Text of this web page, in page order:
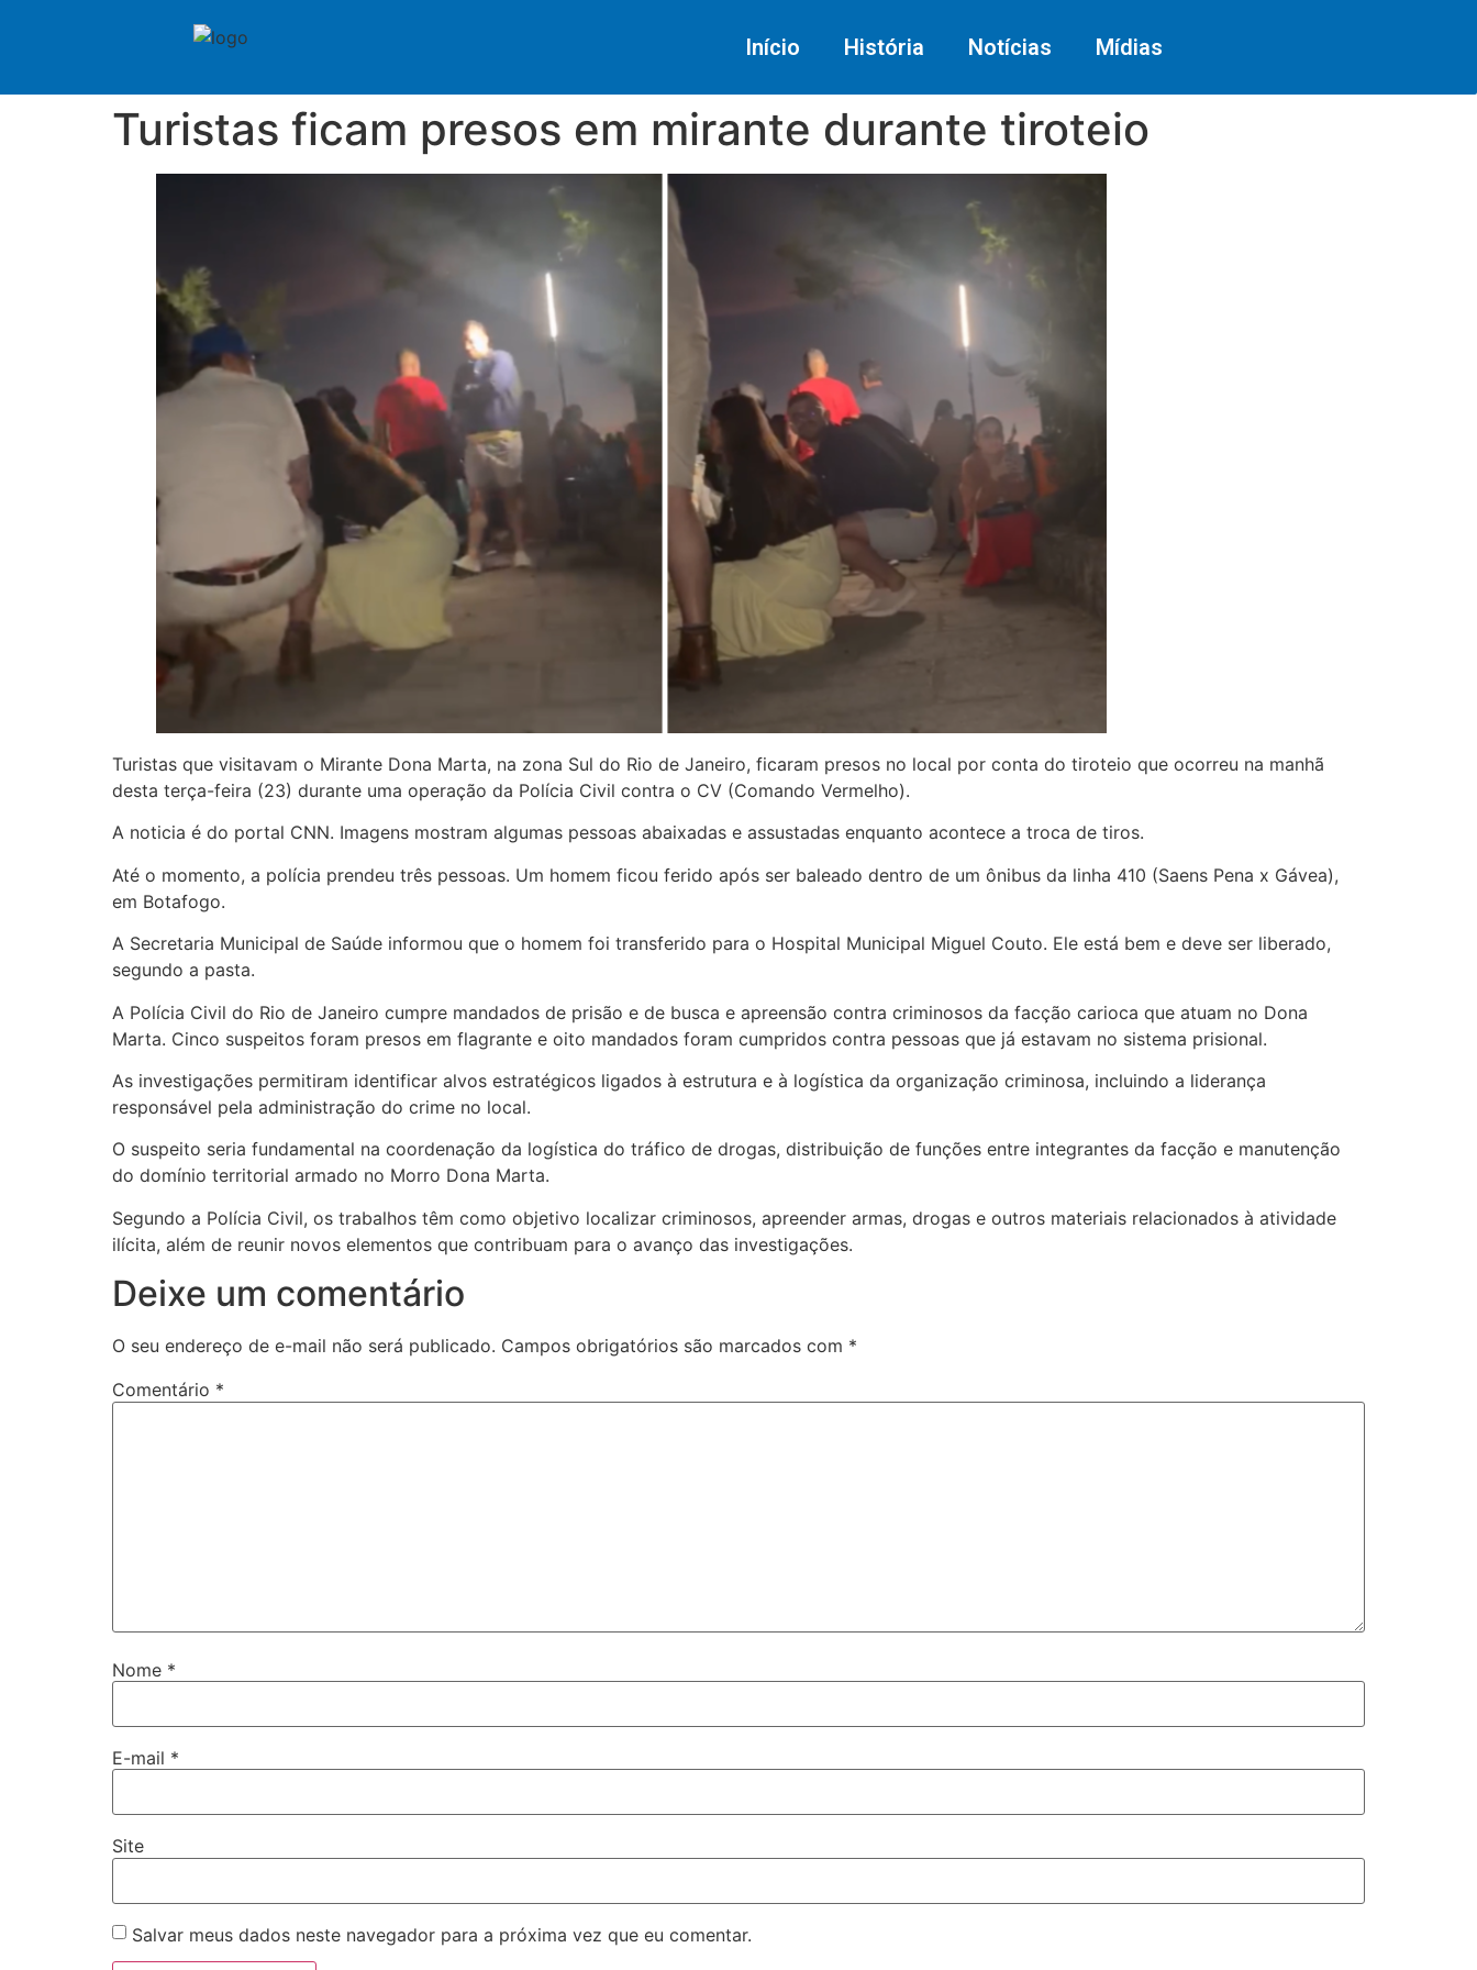
Início História Notícias Mídias
Turistas ficam presos em mirante durante tiroteio
Turistas que visitavam o Mirante Dona Marta, na zona Sul do Rio de Janeiro, ficaram presos no local por conta do tiroteio que ocorreu na manhã
desta terça-feira (23) durante uma operação da Polícia Civil contra o CV (Comando Vermelho).
A noticia é do portal CNN. Imagens mostram algumas pessoas abaixadas e assustadas enquanto acontece a troca de tiros.
Até o momento, a polícia prendeu três pessoas. Um homem ficou ferido após ser baleado dentro de um ônibus da linha 410 (Saens Pena x Gávea),
em Botafogo.
A Secretaria Municipal de Saúde informou que o homem foi transferido para o Hospital Municipal Miguel Couto. Ele está bem e deve ser liberado,
segundo a pasta.
A Polícia Civil do Rio de Janeiro cumpre mandados de prisão e de busca e apreensão contra criminosos da facção carioca que atuam no Dona
Marta. Cinco suspeitos foram presos em flagrante e oito mandados foram cumpridos contra pessoas que já estavam no sistema prisional.
As investigações permitiram identificar alvos estratégicos ligados à estrutura e à logística da organização criminosa, incluindo a liderança
responsável pela administração do crime no local.
O suspeito seria fundamental na coordenação da logística do tráfico de drogas, distribuição de funções entre integrantes da facção e manutenção
do domínio territorial armado no Morro Dona Marta.
Segundo a Polícia Civil, os trabalhos têm como objetivo localizar criminosos, apreender armas, drogas e outros materiais relacionados à atividade
ilícita, além de reunir novos elementos que contribuam para o avanço das investigações.
Deixe um comentário
O seu endereço de e-mail não será publicado. Campos obrigatórios são marcados com *
Comentário *
Nome *
E-mail *
Site
Salvar meus dados neste navegador para a próxima vez que eu comentar.